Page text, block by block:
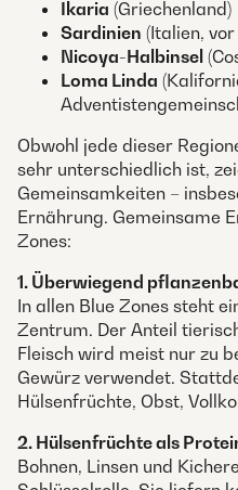
Ikaria (Griechenland)
Sardinien (Italien,
Nicoya-Halbinsel
Loma Linda
Obwohl jede dieser
sehr unterschiedlich ist,
Gemeinsamkeiten –
Ernährung. Gemeinsame
Zones:
1. Überwiegend
In allen Blue Zones steht
Zentrum. Der Anteil
Fleisch wird meist nur zu
Gewürz verwendet.
Hülsenfrüchte, Obst,
2. Hülsenfrüchte als
Bohnen, Linsen und